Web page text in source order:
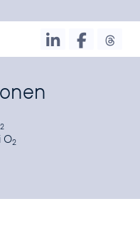
2
O2